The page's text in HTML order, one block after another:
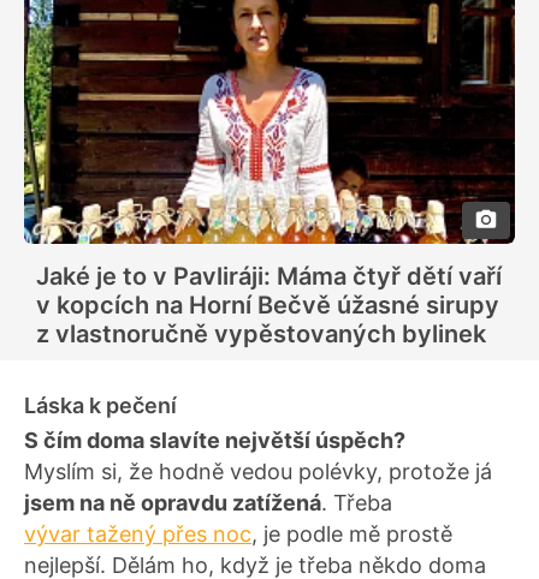
Jaké je to v Pavliráji: Máma čtyř dětí vaří
v kopcích na Horní Bečvě úžasné sirupy
z vlastnoručně vypěstovaných bylinek
Láska k pečení
S čím doma slavíte největší úspěch?
Myslím si, že hodně vedou polévky, protože já
jsem na ně opravdu zatížená. Třeba
vývar tažený přes noc, je podle mě prostě
nejlepší. Dělám ho, když je třeba někdo doma